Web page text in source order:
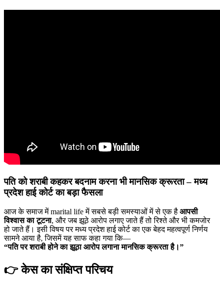
पति को शराबी कहकर बदनाम करना भी मानसिक क्रूरता – मध्य
प्रदेश हाई कोर्ट का बड़ा फैसला
आज के समाज में marital life में सबसे बड़ी समस्याओं में से एक है आपसी
विश्वास का टूटना, और जब झूठे आरोप लगाए जाते हैं तो रिश्ते और भी कमजोर
हो जाते हैं। इसी विषय पर मध्य प्रदेश हाई कोर्ट का एक बेहद महत्वपूर्ण निर्णय
सामने आया है, जिसमें यह साफ कहा गया कि—
“पति पर शराबी होने का झूठा आरोप लगाना मानसिक क्रूरता है।”
👉 केस का संक्षिप्त परिचय